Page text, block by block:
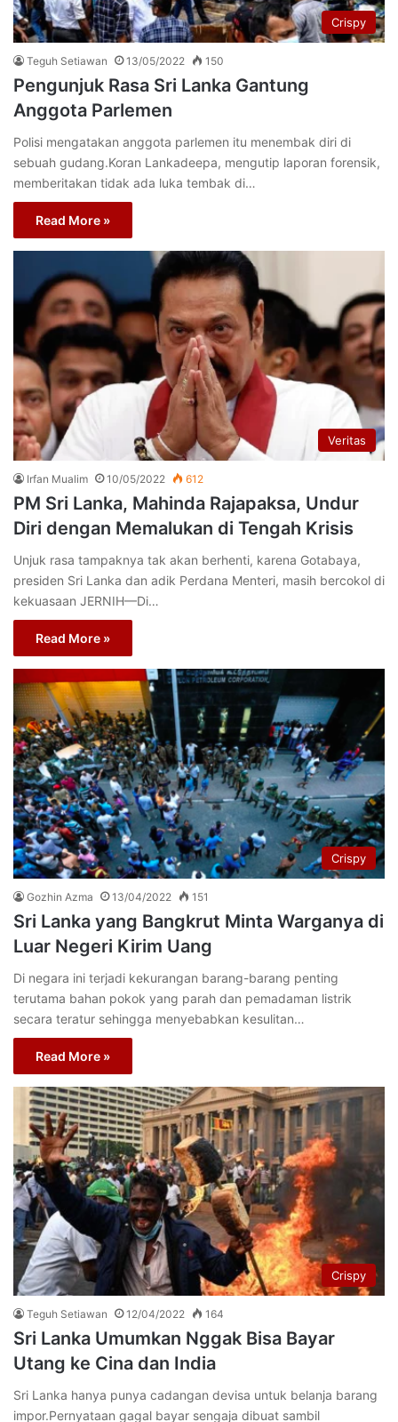
Crispy
Teguh Setiawan 13/05/2022 150
Pengunjuk Rasa Sri Lanka Gantung
Anggota Parlemen
Polisi mengatakan anggota parlemen itu menembak diri di
sebuah gudang.Koran Lankadeepa, mengutip laporan forensik,
memberitakan tidak ada luka tembak di…
Read More »
Veritas
Irfan Mualim 10/05/2022 612
PM Sri Lanka, Mahinda Rajapaksa, Undur
Diri dengan Memalukan di Tengah Krisis
Unjuk rasa tampaknya tak akan berhenti, karena Gotabaya,
presiden Sri Lanka dan adik Perdana Menteri, masih bercokol di
kekuasaan JERNIH—Di…
Read More »
Crispy
Gozhin Azma 13/04/2022 151
Sri Lanka yang Bangkrut Minta Warganya di
Luar Negeri Kirim Uang
Di negara ini terjadi kekurangan barang-barang penting
terutama bahan pokok yang parah dan pemadaman listrik
secara teratur sehingga menyebabkan kesulitan…
Read More »
Crispy
Teguh Setiawan 12/04/2022 164
Sri Lanka Umumkan Nggak Bisa Bayar
Utang ke Cina dan India
Sri Lanka hanya punya cadangan devisa untuk belanja barang
impor.Pernyataan gagal bayar sengaja dibuat sambil